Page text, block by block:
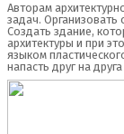
Авторам
задач.
Создать здание,
архитектуры и при
языком
напасть друг на